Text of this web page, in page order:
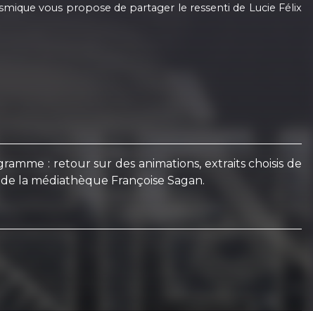
vous propose de partager le ressenti de Lucie Félix
: retour sur des animations, extraits choisis de
la médiathèque Françoise Sagan.